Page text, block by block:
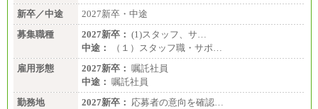
新卒／中途
2027新卒・中途
募集職種
2027新卒： (1)スタッフ、サ…
中途：
（１）スタッフ職・サポ…
雇用形態
2027新卒： 嘱託社員
中途： 嘱託社員
勤務地
2027新卒： 応募者の意向を確認…